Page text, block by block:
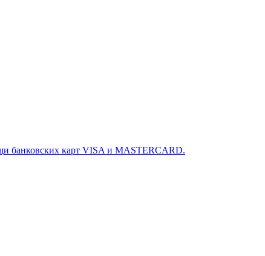
банковских карт VISA и MASTERCARD.